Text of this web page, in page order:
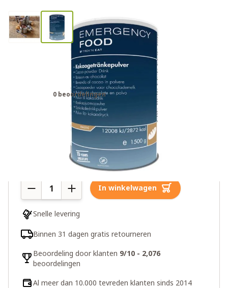
Trek'n Eat cacaopoeder voor
chocolademelk noodrantsoen
0 beoordelingen
Aantal In winkelwagen
Snelle levering
Binnen 31 dagen gratis retourneren
Beoordeling door klanten 9/10 - 2,076
beoordelingen
Al meer dan 10.000 tevreden klanten sinds 2014